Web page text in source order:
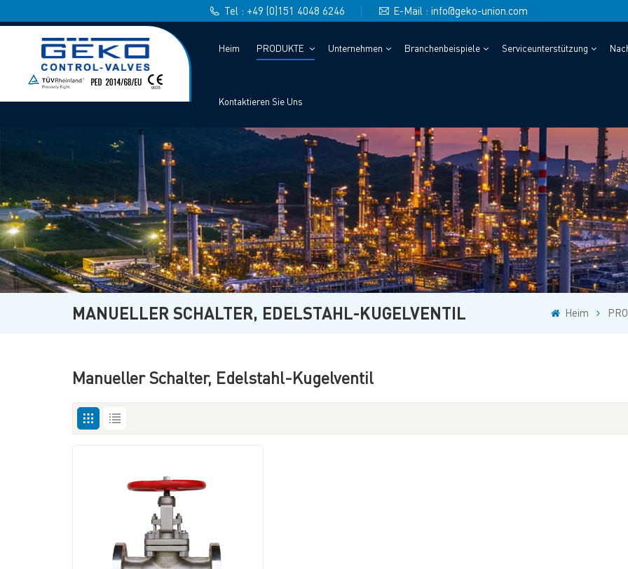
Tel : +49 (0)151 4048 6246 E-Mail : info@geko-union.com
Heim PRODUKTE Unternehmen Branchenbeispiele Serviceunterstützung
Kontaktieren Sie Uns
MANUELLER SCHALTER, EDELSTAHL-KUGELVENTIL Heim
Manueller Schalter, Edelstahl-Kugelventil